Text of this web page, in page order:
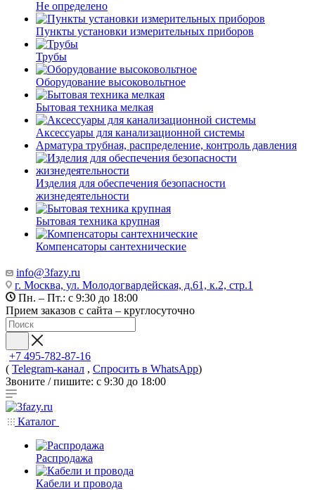
Не определено
Пункты установки измерительных приборов
Трубы
Оборудование высоковольтное
Бытовая техника мелкая
Аксессуары для канализационной системы
Арматура трубная, распределение, контроль давления
Изделия для обеспечения безопасности
жизнедеятельности
Бытовая техника крупная
Компенсаторы сантехнические
info@3fazy.ru
г. Москва, ул. Молодогвардейская, д.61, к.2, стр.1
Пн. – Пт.: с 9:30 до 18:00
Прием заказов с сайта – круглосуточно
+7 495-782-87-16
( Telegram-канал , Спросить в WhatsApp)
Звоните / пишите: с 9:30 до 18:00
Каталог
Распродажа
Кабели и провода